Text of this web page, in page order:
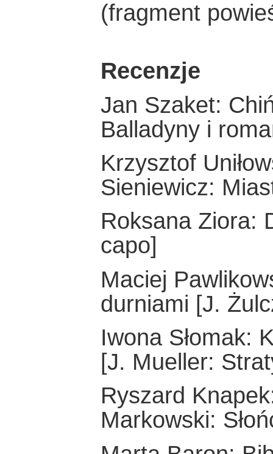
(fragment
Recenzje
Jan Szaket:
Balladyny i
Krzysztof
Sieniewicz:
Roksana Ziora:
capo]
Maciej
durniami [J.
Iwona Słomak:
[J. Mueller:
Ryszard
Markowski: